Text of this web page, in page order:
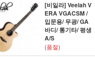
[비일라] Veelah V
ERA VGACSM /
입문용/ 무광/ GA
바디/ 통기타/ 평생
A/S
(품절)